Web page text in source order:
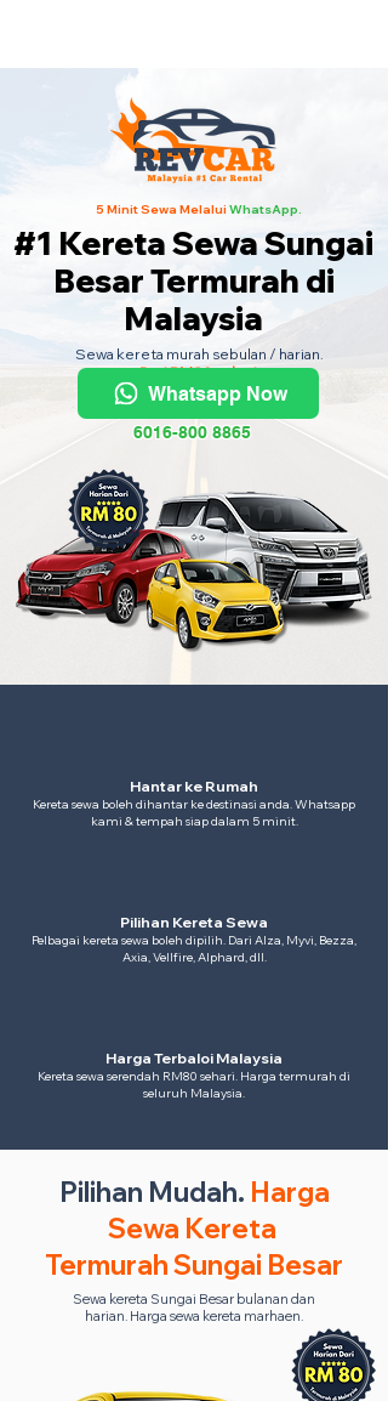
5 Minit Sewa MelaluiWhatsApp.
#1 Kereta Sewa Sungai
Besar Termurah di
Malaysia
Sewa kereta murah sebulan / harian.
Dari RM80 sehari.
Whatsapp Now
6016-800 8865
Hantar ke Rumah
Kereta sewa boleh dihantar ke destinasi anda. Whatsapp
kami & tempah siap dalam 5 minit.
Pilihan Kereta Sewa
Pelbagai kereta sewa boleh dipilih. Dari Alza, Myvi, Bezza,
Axia, Vellfire, Alphard, dll.
Harga Terbaloi Malaysia
Kereta sewa serendah RM80 sehari. Harga termurah di
seluruh Malaysia.
Pilihan Mudah. Harga
Sewa Kereta
Termurah Sungai Besar
Sewa kereta Sungai Besar bulanan dan
harian. Harga sewa kereta marhaen.